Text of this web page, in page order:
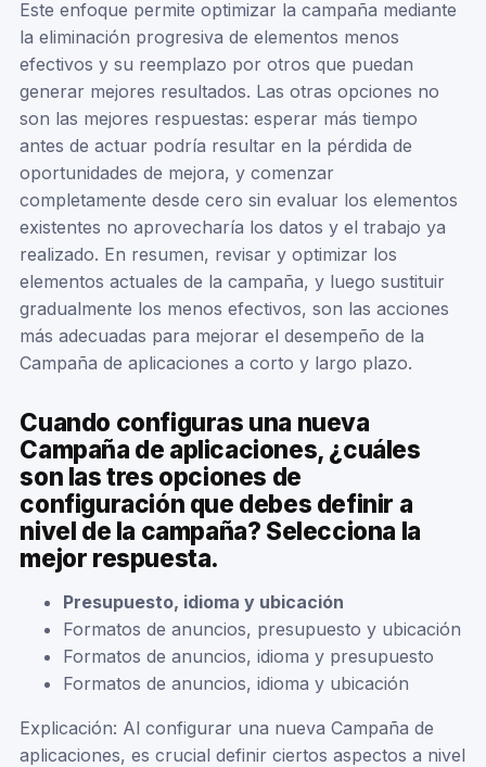
Este enfoque permite optimizar la campaña mediante
la eliminación progresiva de elementos menos
efectivos y su reemplazo por otros que puedan
generar mejores resultados. Las otras opciones no
son las mejores respuestas: esperar más tiempo
antes de actuar podría resultar en la pérdida de
oportunidades de mejora, y comenzar
completamente desde cero sin evaluar los elementos
existentes no aprovecharía los datos y el trabajo ya
realizado. En resumen, revisar y optimizar los
elementos actuales de la campaña, y luego sustituir
gradualmente los menos efectivos, son las acciones
más adecuadas para mejorar el desempeño de la
Campaña de aplicaciones a corto y largo plazo.
Cuando configuras una nueva
Campaña de aplicaciones, ¿cuáles
son las tres opciones de
configuración que debes definir a
nivel de la campaña? Selecciona la
mejor respuesta.
Presupuesto, idioma y ubicación
Formatos de anuncios, presupuesto y ubicación
Formatos de anuncios, idioma y presupuesto
Formatos de anuncios, idioma y ubicación
Explicación: Al configurar una nueva Campaña de
aplicaciones, es crucial definir ciertos aspectos a nivel